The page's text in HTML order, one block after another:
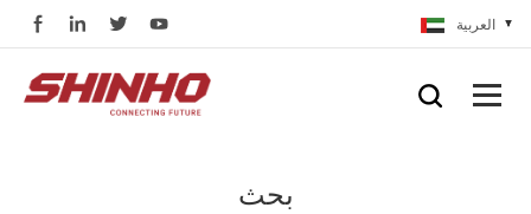
العربية
بحث